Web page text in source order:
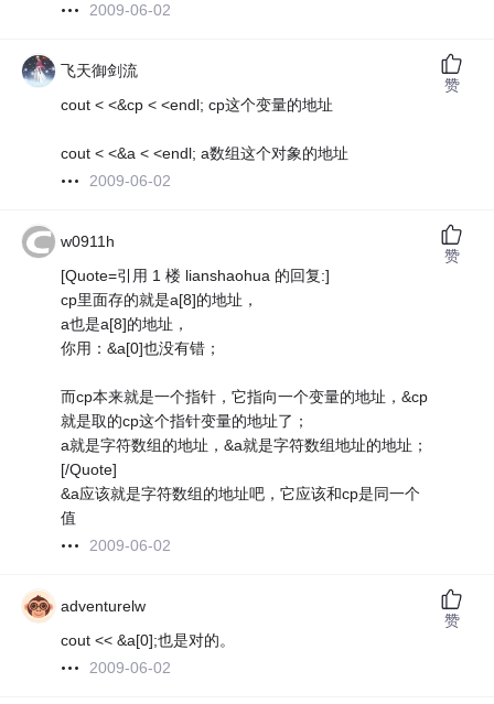
2009-06-02
飞天御剑流
cout < <&cp < <endl; cp这个变量的地址
cout < <&a < <endl; a数组这个对象的地址
2009-06-02
赞
w0911h
[Quote=引用 1 楼 lianshaohua 的回复:]
cp里面存的就是a[8]的地址，
a也是a[8]的地址，
你用：&a[0]也没有错；
而cp本来就是一个指针，它指向一个变量的地址，&cp
就是取的cp这个指针变量的地址了；
a就是字符数组的地址，&a就是字符数组地址的地址；
[/Quote]
&a应该就是字符数组的地址吧，它应该和cp是同一个
值
2009-06-02
赞
adventurelw
cout << &a[0];也是对的。
2009-06-02
赞